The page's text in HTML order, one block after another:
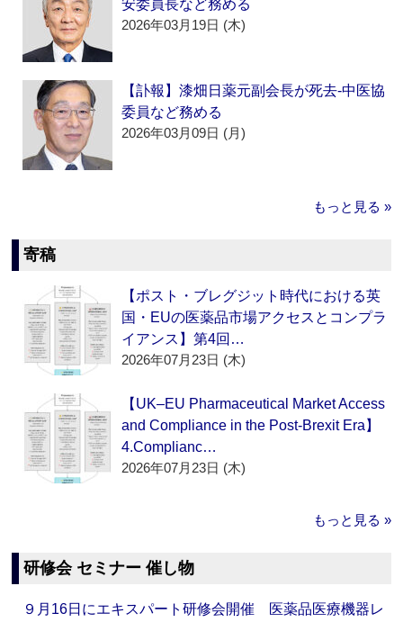
安委員長など務める
2026年03月19日 (木)
【訃報】漆畑日薬元副会長が死去‐中医協
委員など務める
2026年03月09日 (月)
もっと見る »
寄稿
【ポスト・ブレグジット時代における英
国・EUの医薬品市場アクセスとコンプラ
イアンス】第4回…
2026年07月23日 (木)
【UK–EU Pharmaceutical Market Access
and Compliance in the Post-Brexit Era】
4.Complianc…
2026年07月23日 (木)
もっと見る »
研修会 セミナー 催し物
９月16日にエキスパート研修会開催 医薬品医療機器レ